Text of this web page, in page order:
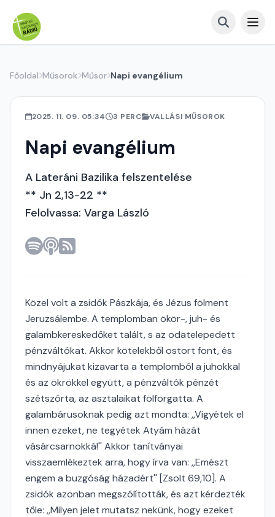
Főoldal Műsorok Műsor Napi evangélium
2025. 11. 09. 05:34 3 PERC VALLÁSI MŰSOROK
Napi evangélium
A Lateráni Bazilika felszentelése
** Jn 2,13-22 **
Felolvassa: Varga László
Közel volt a zsidók Pászkája, és Jézus fölment
Jeruzsálembe. A templomban ökör-, juh- és
galambkereskedőket talált, s az odatelepedett
pénzváltókat. Akkor kötelekből ostort font, és
mindnyájukat kizavarta a templomból a juhokkal
és az ökrökkel együtt, a pénzváltók pénzét
szétszórta, az asztalaikat fölforgatta. A
galambárusoknak pedig azt mondta: ,,Vigyétek el
innen ezeket, ne tegyétek Atyám házát
vásárcsarnokká!'' Akkor tanítványai
visszaemlékeztek arra, hogy írva van: ,,Emészt
engem a buzgóság házadért'' [Zsolt 69,10]. A
zsidók azonban megszólították, és azt kérdezték
tőle: ,,Milyen jelet mutatsz nekünk, hogy ezeket